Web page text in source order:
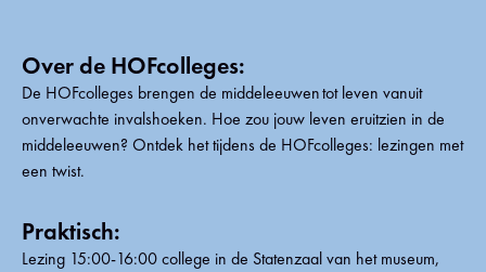
Over de HOFcolleges:
De HOFcolleges brengen de middeleeuwen tot leven vanuit
onverwachte invalshoeken. Hoe zou jouw leven eruitzien in de
middeleeuwen? Ontdek het tijdens de HOFcolleges: lezingen met
een twist.
Praktisch:
Lezing 15:00-16:00 college in de Statenzaal van het museum,